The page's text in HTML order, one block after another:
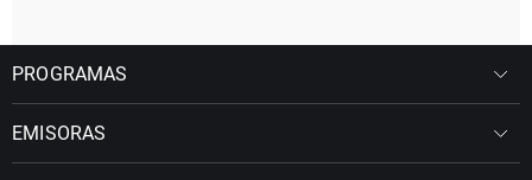
PROGRAMAS
EMISORAS